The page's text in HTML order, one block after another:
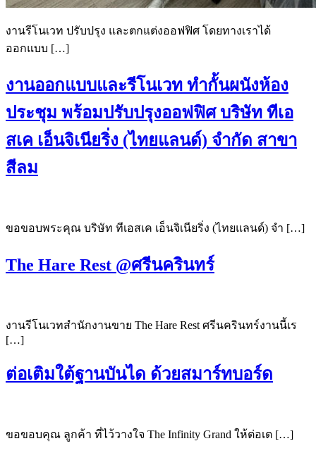
งานรีโนเวท ปรับปรุง และตกแต่งออฟฟิศ โดยทางเราได้
ออกแบบ […]
งานออกแบบและรีโนเวท ทำกั้นผนังห้อง
ประชุม พร้อมปรับปรุงออฟฟิศ บริษัท ทีเอ
สเค เอ็นจิเนียริ่ง (ไทยแลนด์) จำกัด สาขา
สีลม
ขอขอบพระคุณ บริษัท ทีเอสเค เอ็นจิเนียริ่ง (ไทยแลนด์) จำ […]
The Hare Rest @ศรีนครินทร์
งานรีโนเวทสำนักงานขาย The Hare Rest ศรีนครินทร์งานนี้เร
[…]
ต่อเติมใต้ฐานบันได ด้วยสมาร์ทบอร์ด
ขอขอบคุณ ลูกค้า ที่ไว้วางใจ The Infinity Grand ให้ต่อเต […]